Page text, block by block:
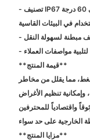
- تصنيف IP67 لمقاومة الماء ودرجة الحرارة (-20 درجة مئوية إلى 60 درجة
**قيمة المنتج**
مما يقلل من مخاطر
وإمكانية تنظيم الأغراض
واقتصادياً للمحترفين
**مزايا المنتج**